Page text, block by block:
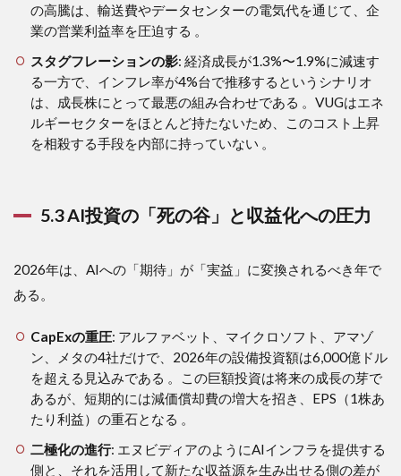
の高騰は、輸送費やデータセンターの電気代を通じて、企
業の営業利益率を圧迫する 。
スタグフレーションの影: 経済成長が1.3%〜1.9%に減速す
る一方で、インフレ率が4%台で推移するというシナリオ
は、成長株にとって最悪の組み合わせである 。VUGはエネ
ルギーセクターをほとんど持たないため、このコスト上昇
を相殺する手段を内部に持っていない 。
5.3 AI投資の「死の谷」と収益化への圧力
2026年は、AIへの「期待」が「実益」に変換されるべき年で
ある。
CapExの重圧: アルファベット、マイクロソフト、アマゾ
ン、メタの4社だけで、2026年の設備投資額は6,000億ドル
を超える見込みである 。この巨額投資は将来の成長の芽で
あるが、短期的には減価償却費の増大を招き、EPS（1株あ
たり利益）の重石となる 。
二極化の進行: エヌビディアのようにAIインフラを提供する
側と、それを活用して新たな収益源を生み出せる側の差が